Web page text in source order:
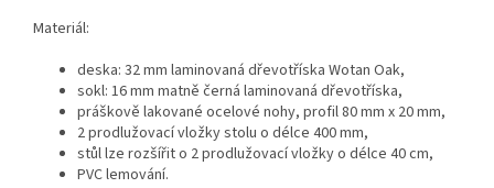
Materiál:
deska: 32 mm laminovaná dřevotříska Wotan Oak,
sokl: 16 mm matně černá laminovaná dřevotříska,
práškově lakované ocelové nohy, profil 80 mm x 20 mm,
2 prodlužovací vložky stolu o délce 400 mm,
stůl lze rozšířit o 2 prodlužovací vložky o délce 40 cm,
PVC lemování.